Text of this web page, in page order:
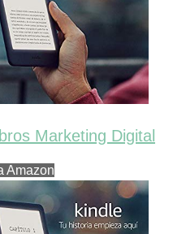
Marketing Digital
Amazon